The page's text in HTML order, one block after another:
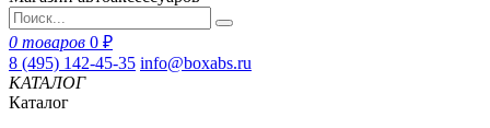
0 товаров 0 ₽
8 (495) 142-45-35 info@boxabs.ru
КАТАЛОГ
Каталог